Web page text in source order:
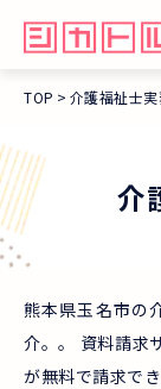
TOP 介護福祉士
介
熊本県玉名市の
介。。 資料請求
が無料で請求でき